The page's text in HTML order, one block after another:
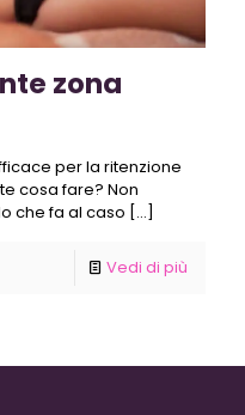
zona
per la ritenzione
cosa fare? Non
che fa al caso […]
Vedi di più